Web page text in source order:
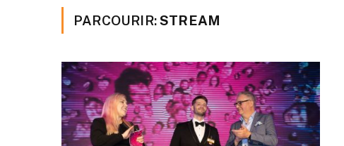
PARCOURIR:STREAM